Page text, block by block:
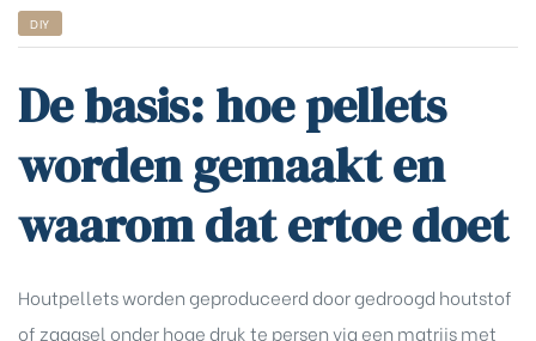
DIY
De basis: hoe pellets
worden gemaakt en
waarom dat ertoe doet
Houtpellets worden geproduceerd door gedroogd houtstof
of zaagsel onder hoge druk te persen via een matrijs met